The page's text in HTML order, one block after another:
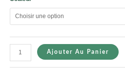
Ajouter Au Panier